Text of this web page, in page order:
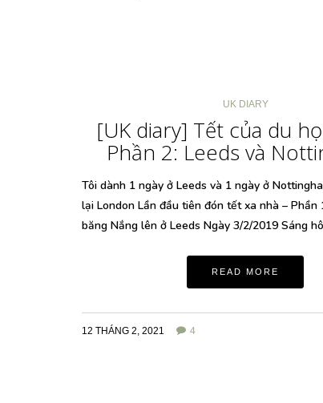
UK DIARY
[UK diary] Tết của du
Phần 2: Leeds và
Tôi dành 1 ngày ở Leeds và 1 ngày ở
lại London Lần đầu tiên đón tết xa nhà – Phần
băng Nắng lên ở Leeds Ngày 3/2/2019 Sáng
READ MORE
12 THÁNG 2, 2021 4